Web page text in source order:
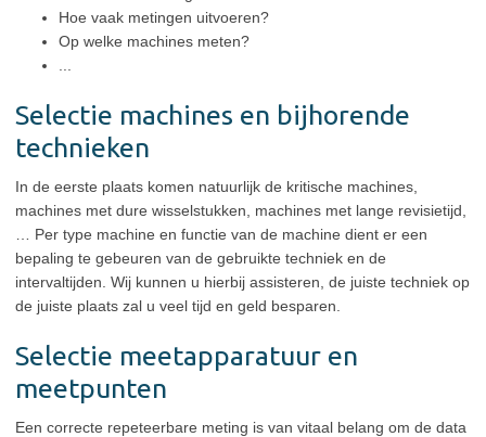
Hoe vaak metingen uitvoeren?
Op welke machines meten?
Selectie machines en bijhorende
technieken
In de eerste plaats komen natuurlijk de kritische machines,
machines met dure wisselstukken, machines met lange revisietijd,
… Per type machine en functie van de machine dient er een
bepaling te gebeuren van de gebruikte techniek en de
intervaltijden. Wij kunnen u hierbij assisteren, de juiste techniek op
de juiste plaats zal u veel tijd en geld besparen.
Selectie meetapparatuur en
meetpunten
Een correcte repeteerbare meting is van vitaal belang om de data